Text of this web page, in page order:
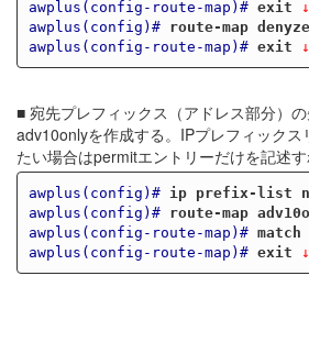
awplus(config-route-map)# exit ↓
awplus(config)#
route-map
awplus(config-route-map)# exit ↓
■ 宛先プレフィックス（アドレス部分）
adv10onlyを作成する。IPプレフィック
たい場合はpermitエントリーだけを記述す
awplus(config)#
ip prefix-list
awplus(config)#
route-map
awplus(config-route-map)#
awplus(config-route-map)# exit ↓